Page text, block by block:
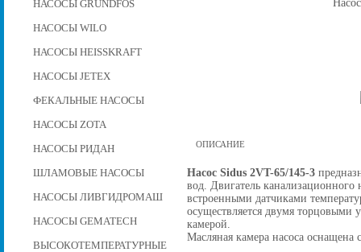
НАСОСЫ GRUNDFOS
НАСОСЫ WILO
НАСОСЫ HEISSKRAFT
НАСОСЫ JETEX
ФЕКАЛЬНЫЕ НАСОСЫ
НАСОСЫ ZOTA
НАСОСЫ РИДАН
ШЛАМОВЫЕ НАСОСЫ
НАСОСЫ ЛИВГИДРОМАШ
НАСОСЫ GEMATECH
ВЫСОКОТЕМПЕРАТУРНЫЕ
ОПИСАНИЕ
Насос Sidus 2VT-65/145-3
вод. Двигатель канализационного
встроенными датчиками
осуществляется двумя торцовыми
камерой.
Масляная камера насоса оснащена